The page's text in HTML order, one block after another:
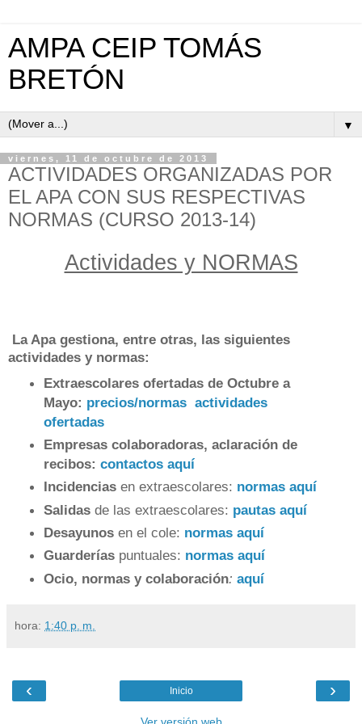
AMPA CEIP TOMÁS
BRETÓN
▼
viernes, 11 de octubre de 2013
ACTIVIDADES ORGANIZADAS POR
EL APA CON SUS RESPECTIVAS
NORMAS (CURSO 2013-14)
Actividades y NORMAS
La Apa gestiona, entre otras, las siguientes
actividades y normas:
Extraescolares ofertadas de Octubre a
Mayo: precios/normas actividades
ofertadas
Empresas colaboradoras, aclaración de
recibos: contactos aquí
Incidencias en extraescolares: normas aquí
Salidas de las extraescolares: pautas aquí
Desayunos en el cole: normas aquí
Guarderías puntuales: normas aquí
Ocio, normas y colaboración: aquí
hora: 1:40 p. m.
‹ ›
Inicio
Ver versión web